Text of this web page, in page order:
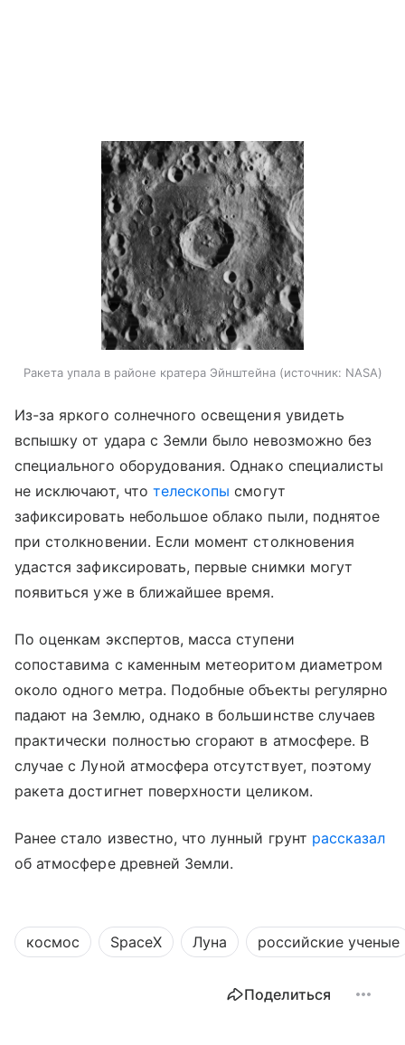
Ракета упала в районе кратера Эйнштейна источник: NASA
Из-за яркого солнечного освещения увидеть
вспышку от удара с Земли было невозможно без
специального оборудования. Однако специалисты
не исключают, что телескопы смогут
зафиксировать небольшое облако пыли, поднятое
при столкновении. Если момент столкновения
удастся зафиксировать, первые снимки могут
появиться уже в ближайшее время.
По оценкам экспертов, масса ступени
сопоставима с каменным метеоритом диаметром
около одного метра. Подобные объекты регулярно
падают на Землю, однако в большинстве случаев
практически полностью сгорают в атмосфере. В
случае с Луной атмосфера отсутствует, поэтому
ракета достигнет поверхности целиком.
Ранее стало известно, что лунный грунт рассказал
об атмосфере древней Земли.
космос SpaceX Луна российские ученые
Поделиться